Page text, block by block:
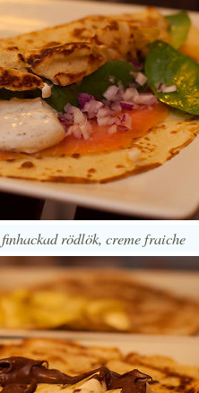
rödlök, creme fraiche